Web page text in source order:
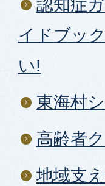
認知症
イドブッ
い!
東海村
高齢者
地域支